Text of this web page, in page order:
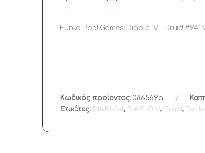
Funko Pop! Games: Diablo IV – Druid #941
Κωδικός προϊόντος: 086569a
Ετικέτες: DIABLO4, DIABLOIV, Druid,